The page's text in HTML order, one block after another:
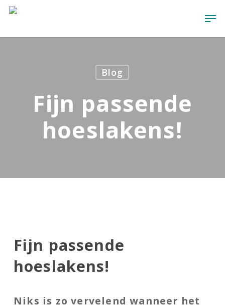
Skip
main
Blog
Fijn passende
hoeslakens!
Fijn passende
hoeslakens!
Niks is zo vervelend wanneer het